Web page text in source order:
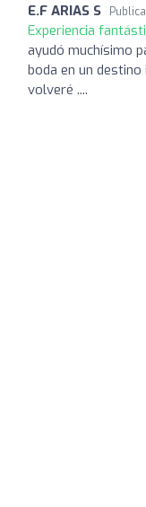
E.F ARIAS S
Experiencia
ayudó muchísimo
boda en un
volveré ....